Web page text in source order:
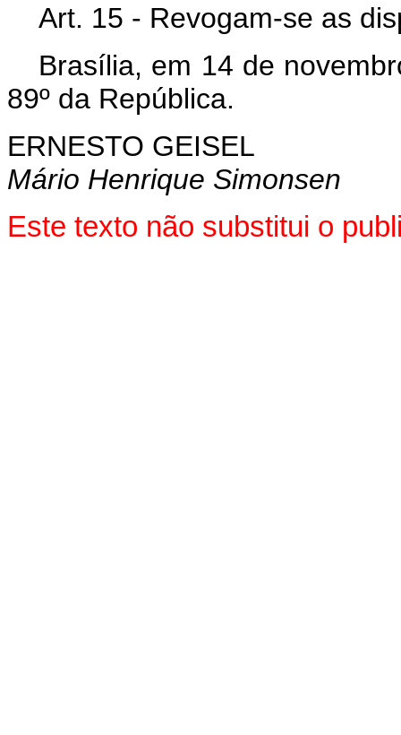
Art. 15 - Revogam-se as
Brasília, em 14 de
89º da República.
ERNESTO GEISEL
Mário Henrique Simonsen
Este texto não substitui o